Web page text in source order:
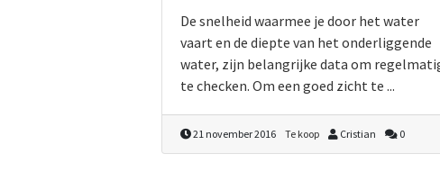
De snelheid waarmee je door het water
vaart en de diepte van het onderliggende
water, zijn belangrijke data om
te checken. Om een goed zicht te ...
21 november 2016 Te koop Cristian 0